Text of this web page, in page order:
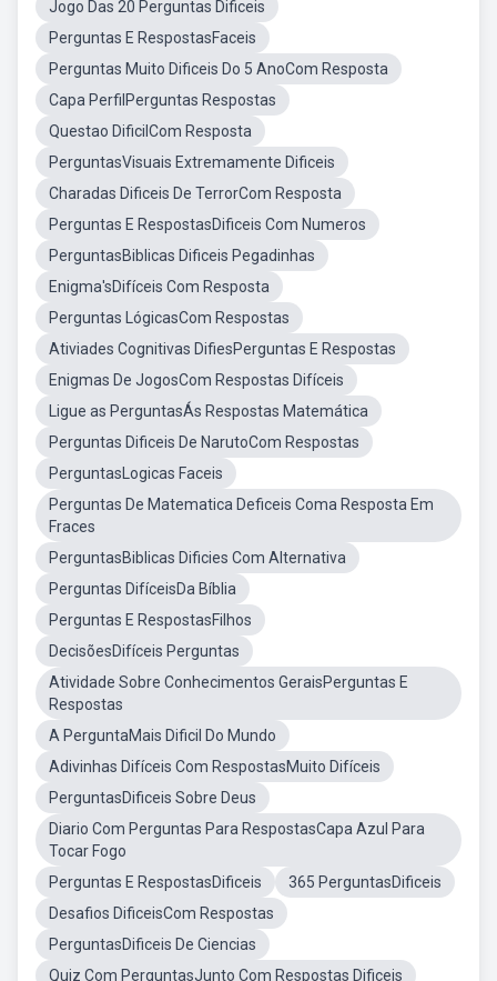
Jogo Das 20 Perguntas Dificeis
Perguntas E RespostasFaceis
Perguntas Muito Dificeis Do 5 AnoCom Resposta
Capa PerfilPerguntas Respostas
Questao DificilCom Resposta
PerguntasVisuais Extremamente Dificeis
Charadas Dificeis De TerrorCom Resposta
Perguntas E RespostasDificeis Com Numeros
PerguntasBiblicas Dificeis Pegadinhas
Enigma'sDifíceis Com Resposta
Perguntas LógicasCom Respostas
Ativiades Cognitivas DifiesPerguntas E Respostas
Enigmas De JogosCom Respostas Difíceis
Ligue as PerguntasÁs Respostas Matemática
Perguntas Dificeis De NarutoCom Respostas
PerguntasLogicas Faceis
Perguntas De Matematica Deficeis Coma Resposta Em
Fraces
PerguntasBiblicas Dificies Com Alternativa
Perguntas DifíceisDa Bíblia
Perguntas E RespostasFilhos
DecisõesDifíceis Perguntas
Atividade Sobre Conhecimentos GeraisPerguntas E
Respostas
A PerguntaMais Dificil Do Mundo
Adivinhas Difíceis Com RespostasMuito Difíceis
PerguntasDificeis Sobre Deus
Diario Com Perguntas Para RespostasCapa Azul Para
Tocar Fogo
Perguntas E RespostasDificeis
365 PerguntasDificeis
Desafios DificeisCom Respostas
PerguntasDificeis De Ciencias
Quiz Com PerguntasJunto Com Respostas Dificeis